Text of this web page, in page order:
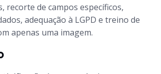
recorte de campos específicos,
adequação à LGPD e treino de
apenas uma imagem.